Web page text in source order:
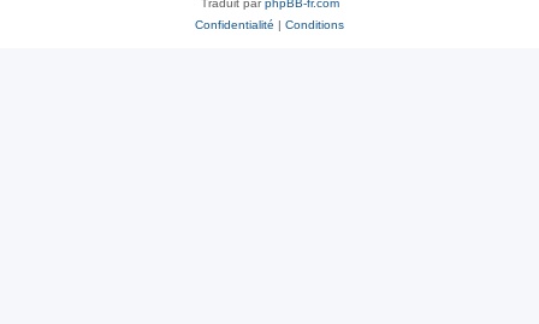
Traduit parphpBB-fr.com
Confidentialité | Conditions